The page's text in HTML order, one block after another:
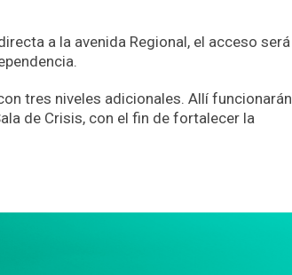
a la avenida Regional, el acceso será
tres niveles adicionales. Allí funcionarán
de Crisis, con el fin de fortalecer la